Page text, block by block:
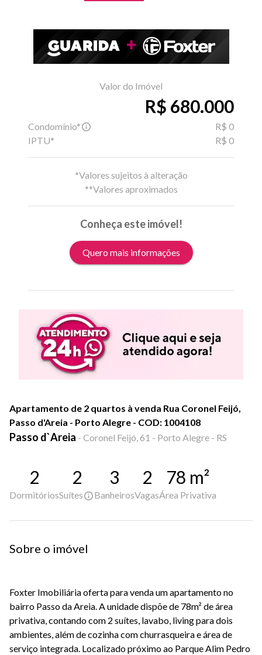
Valor do Imóvel
R$ 680.000
Condomínio*
R$ 0
IPTU*
R$ 0
*Valores sujeitos à alteração
**Valores aproximados
Conheça este imóvel!
Quero mais informações
Apartamento de 2 quartos à venda Rua Coronel Feijó,
Passo d'Areia - Porto Alegre - COD: 1004108
Passo d`Areia - Coronel Feijó, 61 - Porto Alegre - RS
2
Dormitórios
2
Suítes
3
Banheiros
2
Vagas
78 m²
Área Privativa
Sobre o imóvel
Foxter Imobiliária oferta para venda um apartamento no
bairro Passo da Areia. A unidade dispõe de 78m² de área
privativa, contando com 2 suítes, lavabo, living para dois
ambientes, além de cozinha com churrasqueira e área de
serviço integrada. Localizado próximo ao Parque Alim Pedro